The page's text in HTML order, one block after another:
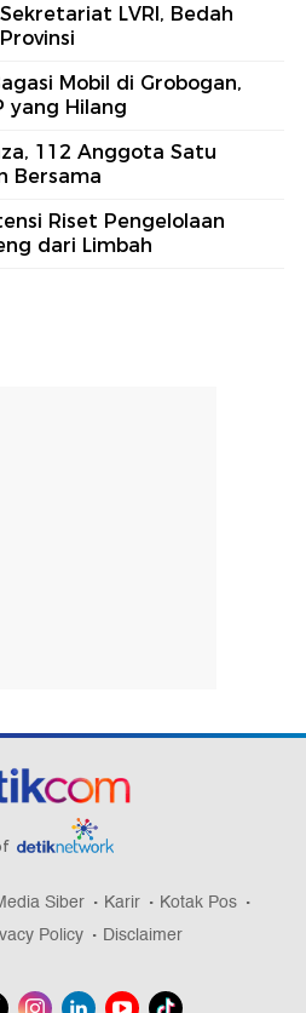
LVRI, Bedah
Mobil di Grobogan,
yang Hilang
112 Anggota Satu
Bersama
Riset Pengelolaan
dari Limbah
Siber Karir
Kotak Pos
Policy Disclaimer